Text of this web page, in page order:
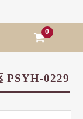
0
PSYH-0229